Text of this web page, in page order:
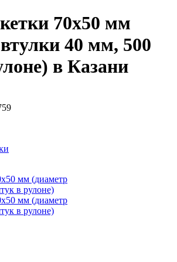
70х50 мм
40 мм, 500
в Казани